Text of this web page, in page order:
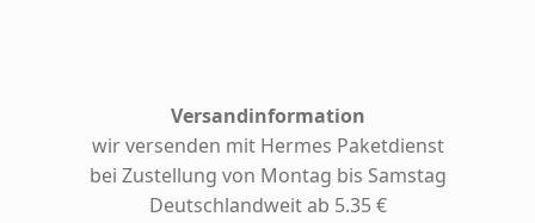
Versandinformation
wir versenden mit Hermes Paketdienst
bei Zustellung von Montag bis Samstag
Deutschlandweit ab 5.35 €